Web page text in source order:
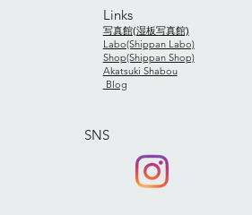
た場合は、到着より14日以内に限り交換
ては、商品に欠陥がある場合には当方負
る交換の場合にはお客様負担となりま
Links
写真館(湿板写真館)
Labo(Shippan Labo)
Shop(Shippan Shop)
Akatsuki Shabou
Blog
SNS